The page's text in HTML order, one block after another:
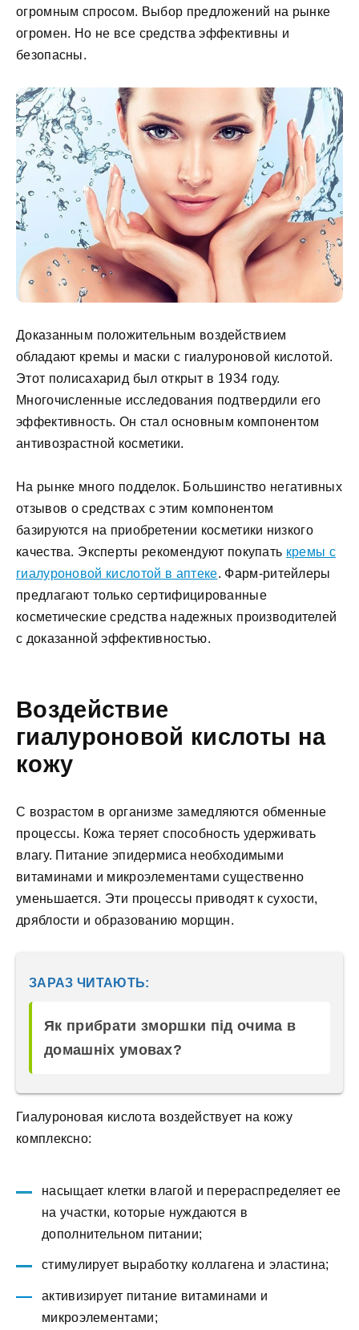
огромным спросом. Выбор предложений на рынке
огромен. Но не все средства эффективны и
безопасны.
Доказанным положительным воздействием
обладают кремы и маски с гиалуроновой кислотой.
Этот полисахарид был открыт в 1934 году.
Многочисленные исследования подтвердили его
эффективность. Он стал основным компонентом
антивозрастной косметики.
На рынке много подделок. Большинство негативных
отзывов о средствах с этим компонентом
базируются на приобретении косметики низкого
качества. Эксперты рекомендуют покупать кремы с
гиалуроновой кислотой в аптеке. Фарм-ритейлеры
предлагают только сертифицированные
косметические средства надежных производителей
с доказанной эффективностью.
Воздействие
гиалуроновой кислоты на
кожу
С возрастом в организме замедляются обменные
процессы. Кожа теряет способность удерживать
влагу. Питание эпидермиса необходимыми
витаминами и микроэлементами существенно
уменьшается. Эти процессы приводят к сухости,
дряблости и образованию морщин.
ЗАРАЗ ЧИТАЮТЬ:
Як прибрати зморшки під очима в
домашніх умовах?
Гиалуроновая кислота воздействует на кожу
комплексно:
насыщает клетки влагой и перераспределяет ее
на участки, которые нуждаются в
дополнительном питании;
стимулирует выработку коллагена и эластина;
активизирует питание витаминами и
микроэлементами;